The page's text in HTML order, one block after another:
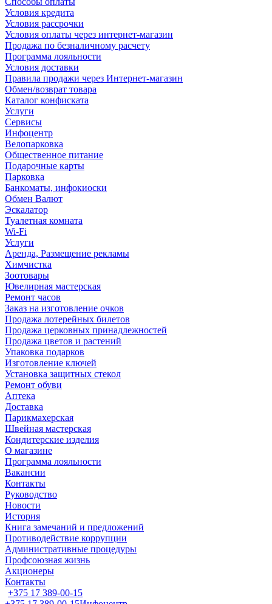
Условия кредита
Условия рассрочки
Условия оплаты через интернет-магазин
Продажа по безналичному расчету
Программа лояльности
Условия доставки
Правила продажи через Интернет-магазин
Обмен/возврат товара
Каталог конфиската
Услуги
Сервисы
Инфоцентр
Велопарковка
Общественное питание
Подарочные карты
Парковка
Банкоматы, инфокиоски
Обмен Валют
Эскалатор
Туалетная комната
Wi-Fi
Услуги
Аренда, Размещение рекламы
Химчистка
Зоотовары
Ювелирная мастерская
Ремонт часов
Заказ на изготовление очков
Продажа лотерейных билетов
Продажа церковных принадлежностей
Продажа цветов и растений
Упаковка подарков
Изготовление ключей
Установка защитных стекол
Ремонт обуви
Аптека
Доставка
Парикмахерская
Швейная мастерская
Кондитерские изделия
О магазине
Программа лояльности
Вакансии
Контакты
Руководство
Новости
История
Книга замечаний и предложений
Противодействие коррупции
Административные процедуры
Профсоюзная жизнь
Акционеры
Контакты
+375 17 389-00-15